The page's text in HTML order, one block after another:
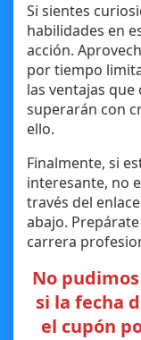
Si sientes
habilidades en
acción.
por tiempo
las ventajas
superarán con
ello.
Finalmente, si
interesante, no
través del
abajo.
carrera
No
si la fecha
el cupón